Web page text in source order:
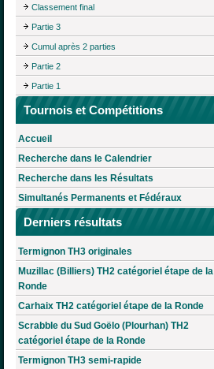
Classement final
Partie 3
Cumul après 2 parties
Partie 2
Partie 1
Tournois et Compétitions
Accueil
Recherche dans le Calendrier
Recherche dans les Résultats
Simultanés Permanents et Fédéraux
Derniers résultats
Termignon TH3 originales
Muzillac (Billiers) TH2 catégoriel étape de la
Ronde
Carhaix TH2 catégoriel étape de la Ronde
Scrabble du Sud Goëlo (Plourhan) TH2
catégoriel étape de la Ronde
Termignon TH3 semi-rapide